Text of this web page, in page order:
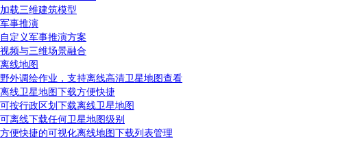
加载三维建筑模型
军事推演
自定义军事推演方案
视频与三维场景融合
离线地图
野外调绘作业，支持离线高清卫星地图查看
离线卫星地图下载方便快捷
可按行政区划下载离线卫星地图
可离线下载任何卫星地图级别
方便快捷的可视化离线地图下载列表管理